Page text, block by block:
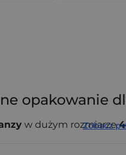
opakowanie
w dużym rozmiarze
Zobacz